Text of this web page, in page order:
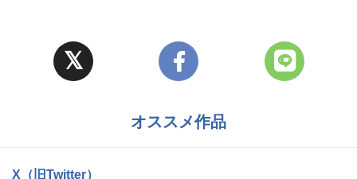
オススメ作品
X（旧Twitter）